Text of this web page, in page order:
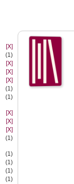
[X]
(1)
[X]
[X]
[X]
(1)
(1)
[X]
[X]
[X]
(1)
(1)
(1)
(1)
(1)